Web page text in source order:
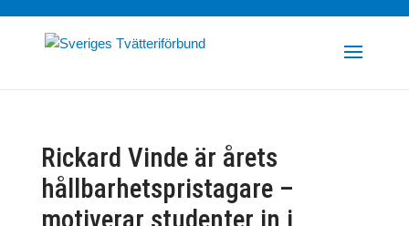
Rickard Vinde är årets
hållbarhetspristagare –
motiverar studenter in i